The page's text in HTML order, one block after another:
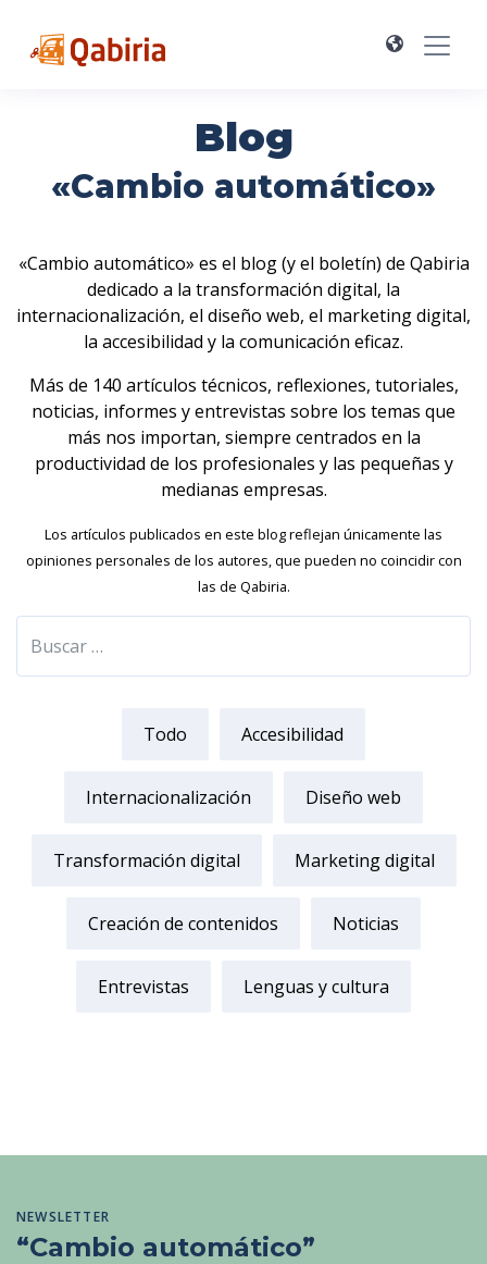
Blog
«Cambio automático»
«Cambio automático» es el blog (y el boletín) de Qabiria
dedicado a la transformación digital, la
internacionalización, el diseño web, el marketing digital,
la accesibilidad y la comunicación eficaz.
Más de 140 artículos técnicos, reflexiones, tutoriales,
noticias, informes y entrevistas sobre los temas que
más nos importan, siempre centrados en la
productividad de los profesionales y las pequeñas y
medianas empresas.
Los artículos publicados en este blog reflejan únicamente las
opiniones personales de los autores, que pueden no coincidir con
las de Qabiria.
Todo Accesibilidad
Internacionalización Diseño web
Transformación digital Marketing digital
Creación de contenidos Noticias
Entrevistas Lenguas y cultura
NEWSLETTER
“Cambio automático”